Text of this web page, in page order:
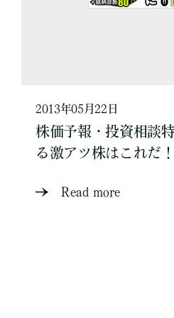
2013年05月22日
株価予報・投資相談
る激アツ株はこれだ！
Read more